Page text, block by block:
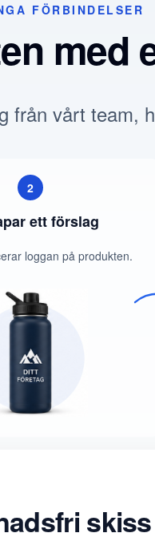
FÖRBINDELSER
med
från vårt team,
2
ett förslag
loggan på produkten.
skiss